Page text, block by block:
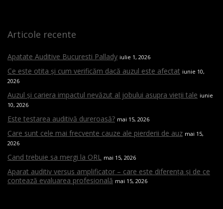
Articole recente
Apatate Auditive Bucuresti Pallady iulie 1, 2026
Ce este otita și cum verificăm dacă auzul este afectat iunie 10,
2026
Auzul și cariera impactul nevăzut al jobului asupra vieții tale iunie
10, 2026
Este testarea auditivă dureroasă? mai 15, 2026
Care sunt cele mai frecvente cauze ale pierderii de auz mai 15,
2026
Cand trebuie sa mergi la ORL mai 15, 2026
Aparat auditiv versus amplificator – care este diferența și de ce
contează evaluarea profesională mai 15, 2026